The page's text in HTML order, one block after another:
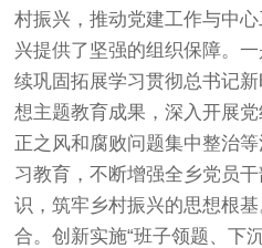
村振兴，推动党建工作与中
兴提供了坚强的组织保障。
续巩固拓展学习贯彻总书记
想主题教育成果，深入开展
正之风和腐败问题集中整治
习教育，不断增强全乡党员
识，筑牢乡村振兴的思想根
合。创新实施“班子领题、下